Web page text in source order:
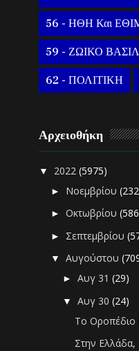
56 - ΗΘΗ Και
59 - ΖΩΙΚΟ
62 - ΠΟΛΙΤΙΚΗ
Αρχειοθήκη
▼ 2022(5975)
► Νοεμβρίου
►Οκτωβρίου
► Σεπτεμβρίου
▼Αυγούστου
►Αυγ 31(29)
▼Αυγ 30(24)
Το Οροπέδιο
Στην Ελλάδα,